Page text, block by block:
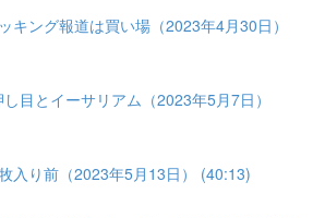
キング報道は買い場（2023年4月30日）
目とイーサリアム（2023年5月7日）
入り前（2023年5月13日） (40:13)